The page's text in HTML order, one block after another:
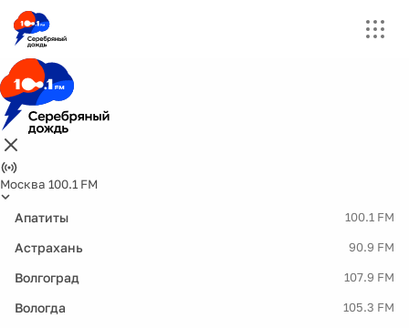
Москва 100.1 FM
Апатиты 100.1 FM
Астрахань 90.9 FM
Волгоград 107.9 FM
Вологда 105.3 FM